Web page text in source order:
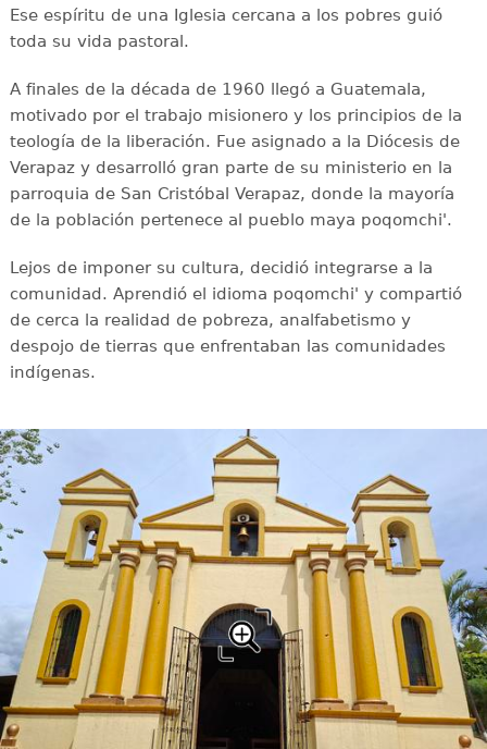
Ese espíritu de una Iglesia cercana a los pobres guió
toda su vida pastoral.
A finales de la década de 1960 llegó a Guatemala,
motivado por el trabajo misionero y los principios de la
teología de la liberación. Fue asignado a la Diócesis de
Verapaz y desarrolló gran parte de su ministerio en la
parroquia de San Cristóbal Verapaz, donde la mayoría
de la población pertenece al pueblo maya poqomchi'.
Lejos de imponer su cultura, decidió integrarse a la
comunidad. Aprendió el idioma poqomchi' y compartió
de cerca la realidad de pobreza, analfabetismo y
despojo de tierras que enfrentaban las comunidades
indígenas.